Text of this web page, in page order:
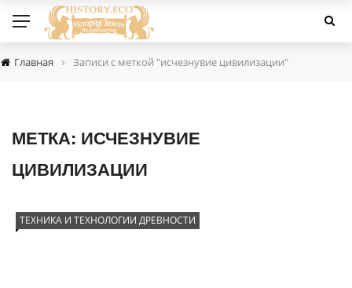
Главная › Записи с меткой "исчезнувие цивилизации"
МЕТКА: ИСЧЕЗНУВИЕ
ЦИВИЛИЗАЦИИ
ТЕХНИКА И ТЕХНОЛОГИИ ДРЕВНОСТИ